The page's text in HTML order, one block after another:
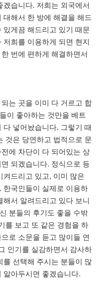
습니다. 저희는 외국에서
해서 한 방에 해결을 해드
있게끔 해드리고 있기 때문
희를 이용하게 되면 현지
번에 편하게 해결하면서
는 곳을 이미 다 거르고 합
이 좋아하는 것만을 베트
넣어놨습니다. 그렇기 때
것은 당연하고 법적으로 문
에 차단이 다 되어있는 상
되겠습니다. 정식으로 등
켜드리고 있고, 이미 많은
한국인들이 실제로 이용하
해서 알려드리고 있다 보니
분들의 후기도 좋을 수밖
를 보고 또 같은 경험을 하
로 소문을 듣고 많이들 연
인기를 실감하면서 감사하
를 선택해 주시는 분들이 많
알아두시면 좋겠습니다.